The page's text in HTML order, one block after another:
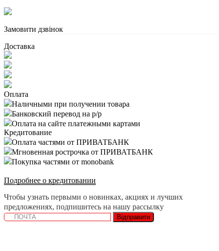
Замовити дзвінок
Доставка
Оплата
Наличными при получении товара
Банковский перевод на р/р
Оплата на сайте платежными картами
Кредитование
Оплата частями от ПРИВАТБАНК
Мгновенная рострочка от ПРИВАТБАНК
Покупка частями от monobank
Подробнее о кредитовании
Чтобы узнать первыми о новинках, акциях и лучших
предложениях, подпишитесь на нашу рассылку
Відправити